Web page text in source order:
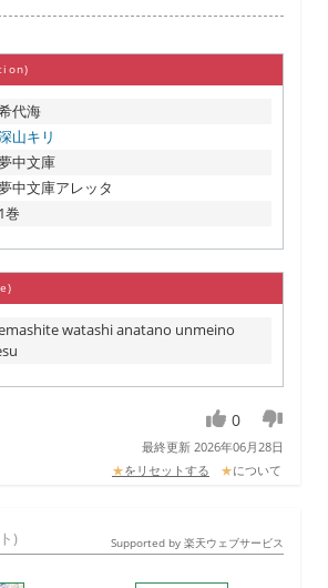
代海
山キリ
中文庫
中文庫アレッタ
1巻
watashi anatano unmeino
0
最終更新 2026年06月28日
★をリセットする ★について
) Supported by 楽天ウェブサービス